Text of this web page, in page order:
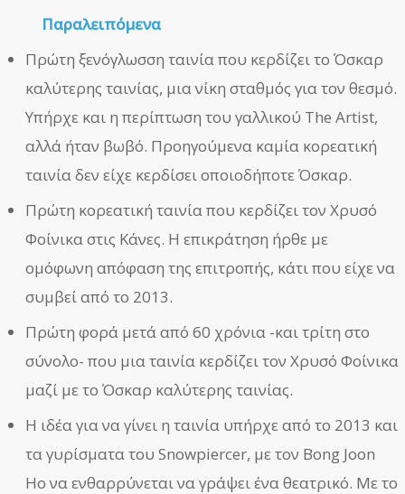
Παραλειπόμενα
Πρώτη ξενόγλωσση ταινία που κερδίζει το Όσκαρ
καλύτερης ταινίας, μια νίκη σταθμός για τον θεσμό.
Υπήρχε και η περίπτωση του γαλλικού The Artist,
αλλά ήταν βωβό. Προηγούμενα καμία κορεατική
ταινία δεν είχε κερδίσει οποιοδήποτε Όσκαρ.
Πρώτη κορεατική ταινία που κερδίζει τον Χρυσό
Φοίνικα στις Κάνες. Η επικράτηση ήρθε με
ομόφωνη απόφαση της επιτροπής, κάτι που είχε να
συμβεί από το 2013.
Πρώτη φορά μετά από 60 χρόνια -και τρίτη στο
σύνολο- που μια ταινία κερδίζει τον Χρυσό Φοίνικα
μαζί με το Όσκαρ καλύτερης ταινίας.
Η ιδέα για να γίνει η ταινία υπήρχε από το 2013 και
τα γυρίσματα του Snowpiercer, με τον Bong Joon
Ho να ενθαρρύνεται να γράψει ένα θεατρικό. Με το